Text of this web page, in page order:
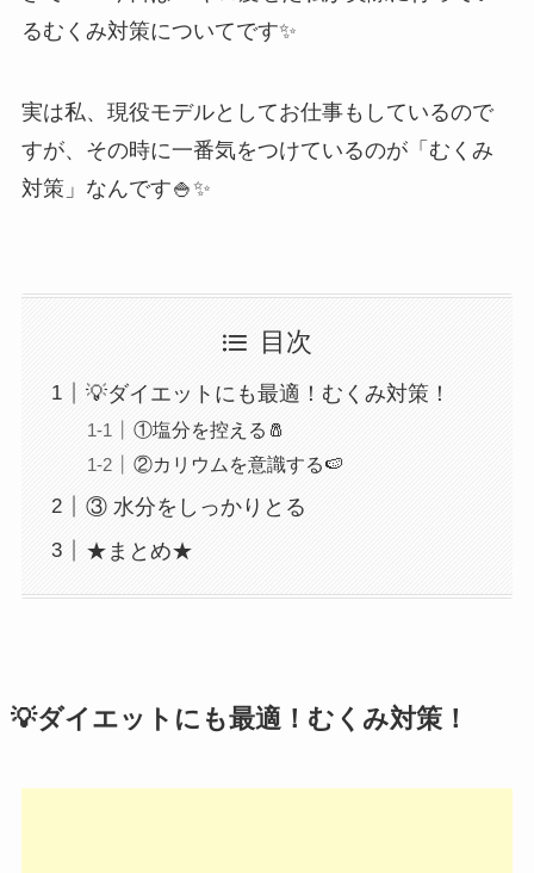
るむくみ対策についてです✨
実は私、現役モデルとしてお仕事もしているので
すが、その時に一番気をつけているのが「むくみ
対策」なんです🍚✨
目次
💡ダイエットにも最適！むくみ対策！
①塩分を控える🧂
②カリウムを意識する🍉
③ 水分をしっかりとる
★まとめ★
💡ダイエットにも最適！むくみ対策！